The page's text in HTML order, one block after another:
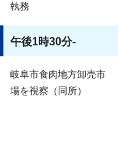
執務
午後1時30分-
岐阜市食肉地方卸売市
場を視察（同所）